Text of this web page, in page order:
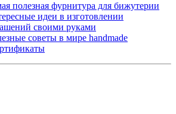
полезная фурнитура для бижутерии
идеи в изготовлении
своими руками
советы в мире handmade